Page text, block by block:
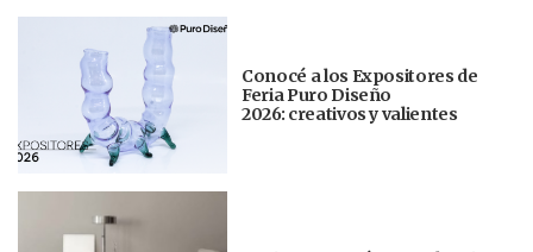
Conocé a los Expositores de
Feria Puro Diseño
2026: creativos y valientes